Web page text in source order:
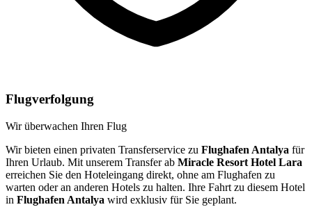
Flugverfolgung
Wir überwachen Ihren Flug
Wir bieten einen privaten Transferservice zu Flughafen Antalya für
Ihren Urlaub. Mit unserem Transfer ab Miracle Resort Hotel Lara
erreichen Sie den Hoteleingang direkt, ohne am Flughafen zu
warten oder an anderen Hotels zu halten. Ihre Fahrt zu diesem Hotel
in Flughafen Antalya wird exklusiv für Sie geplant.